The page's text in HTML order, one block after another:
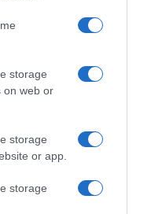
storage
on web or
storage
or app.
storage
ομορφιάς από